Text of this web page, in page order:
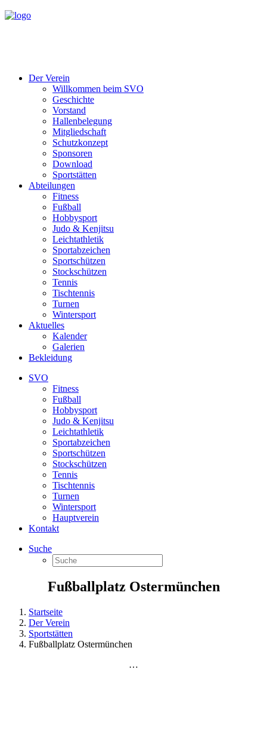
Der Verein
Willkommen beim SVO
Geschichte
Vorstand
Hallenbelegung
Mitgliedschaft
Schutzkonzept
Sponsoren
Download
Sportstätten
Abteilungen
Fitness
Fußball
Hobbysport
Judo & Kenjitsu
Leichtathletik
Sportabzeichen
Sportschützen
Stockschützen
Tennis
Tischtennis
Turnen
Wintersport
Aktuelles
Kalender
Galerien
Bekleidung
SVO
Fitness
Fußball
Hobbysport
Judo & Kenjitsu
Leichtathletik
Sportabzeichen
Sportschützen
Stockschützen
Tennis
Tischtennis
Turnen
Wintersport
Hauptverein
Kontakt
Suche
Fußballplatz Ostermünchen
Startseite
Der Verein
Sportstätten
Fußballplatz Ostermünchen
…